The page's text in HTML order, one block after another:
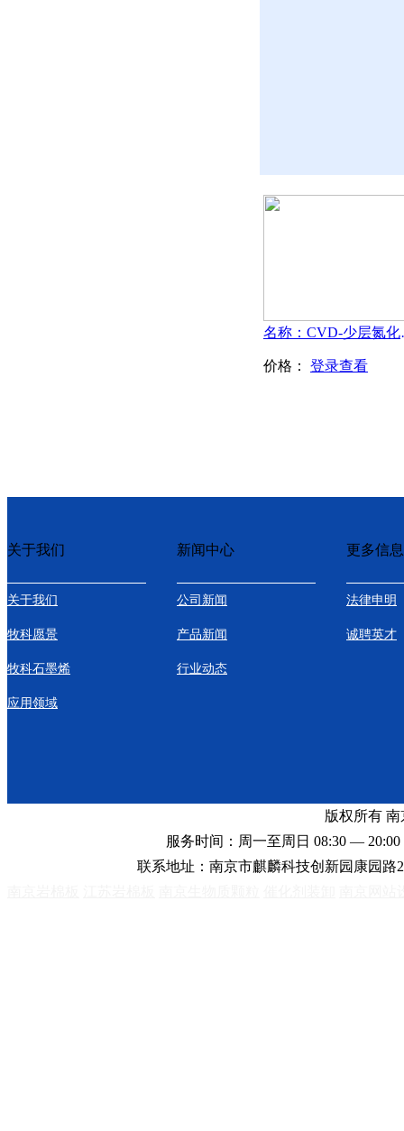
名
价格： 登录查看
关于我们 新闻中心 更多信息
关于我们
牧科愿景
牧科石墨烯
应用领域
公司新闻
产品新闻
行业动态
法律申明
诚聘英才
版权所有
服务时间：周一至周日 08:30 —
联系地址：南京市麒麟科技创新园康园